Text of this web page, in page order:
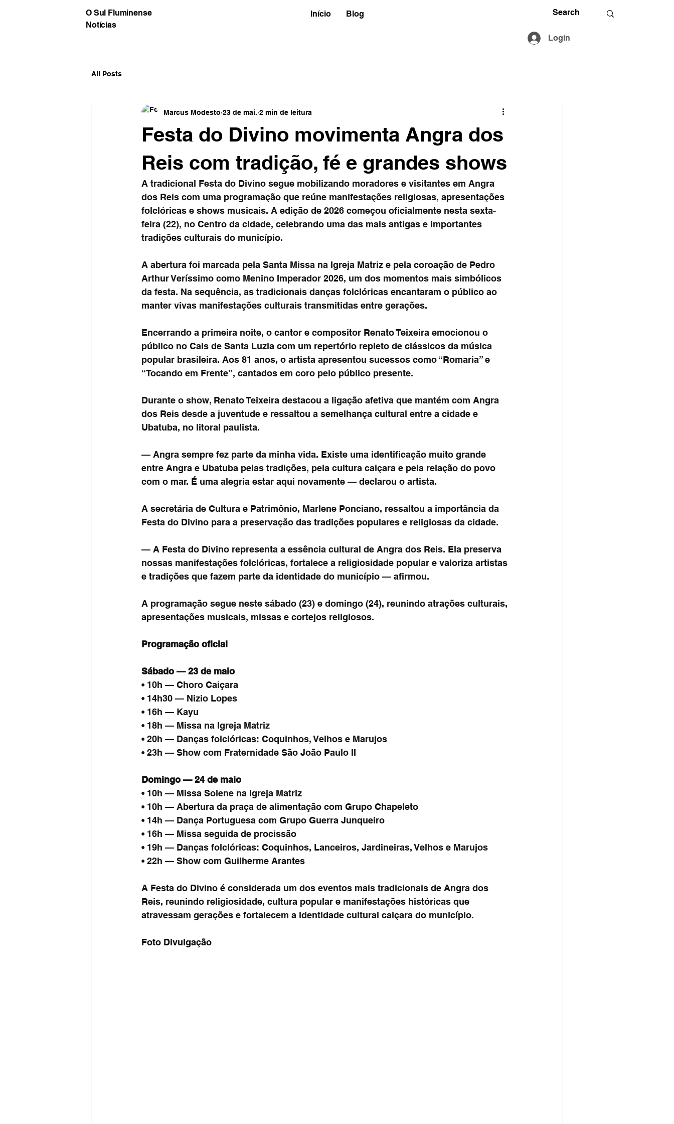
O Sul Fluminense
Notícias
Início Blog
Login
All Posts
Festa do Divino movimenta Angra dos
Reis com tradição, fé e grandes shows
Marcus Modesto 23 de mai. 2 min de leitura
A tradicional Festa do Divino segue mobilizando moradores e visitantes em Angra
dos Reis com uma programação que reúne manifestações religiosas, apresentações
folclóricas e shows musicais. A edição de 2026 começou oficialmente nesta sexta-
feira (22), no Centro da cidade, celebrando uma das mais antigas e importantes
tradições culturais do município.
A abertura foi marcada pela Santa Missa na Igreja Matriz e pela coroação de Pedro
Arthur Veríssimo como Menino Imperador 2026, um dos momentos mais simbólicos
da festa. Na sequência, as tradicionais danças folclóricas encantaram o público ao
manter vivas manifestações culturais transmitidas entre gerações.
Encerrando a primeira noite, o cantor e compositor Renato Teixeira emocionou o
público no Cais de Santa Luzia com um repertório repleto de clássicos da música
popular brasileira. Aos 81 anos, o artista apresentou sucessos como “Romaria” e
“Tocando em Frente”, cantados em coro pelo público presente.
Durante o show, Renato Teixeira destacou a ligação afetiva que mantém com Angra
dos Reis desde a juventude e ressaltou a semelhança cultural entre a cidade e
Ubatuba, no litoral paulista.
— Angra sempre fez parte da minha vida. Existe uma identificação muito grande
entre Angra e Ubatuba pelas tradições, pela cultura caiçara e pela relação do povo
com o mar. É uma alegria estar aqui novamente — declarou o artista.
A secretária de Cultura e Patrimônio, Marlene Ponciano, ressaltou a importância da
Festa do Divino para a preservação das tradições populares e religiosas da cidade.
— A Festa do Divino representa a essência cultural de Angra dos Reis. Ela preserva
nossas manifestações folclóricas, fortalece a religiosidade popular e valoriza artistas
e tradições que fazem parte da identidade do município — afirmou.
A programação segue neste sábado (23) e domingo (24), reunindo atrações culturais,
apresentações musicais, missas e cortejos religiosos.
Programação oficial
Sábado — 23 de maio
• 10h — Choro Caiçara
• 14h30 — Nizio Lopes
• 16h — Kayu
• 18h — Missa na Igreja Matriz
• 20h — Danças folclóricas: Coquinhos, Velhos e Marujos
• 23h — Show com Fraternidade São João Paulo II
Domingo — 24 de maio
• 10h — Missa Solene na Igreja Matriz
• 10h — Abertura da praça de alimentação com Grupo Chapeleto
• 14h — Dança Portuguesa com Grupo Guerra Junqueiro
• 16h — Missa seguida de procissão
• 19h — Danças folclóricas: Coquinhos, Lanceiros, Jardineiras, Velhos e Marujos
• 22h — Show com Guilherme Arantes
A Festa do Divino é considerada um dos eventos mais tradicionais de Angra dos
Reis, reunindo religiosidade, cultura popular e manifestações históricas que
atravessam gerações e fortalecem a identidade cultural caiçara do município.
Foto Divulgação